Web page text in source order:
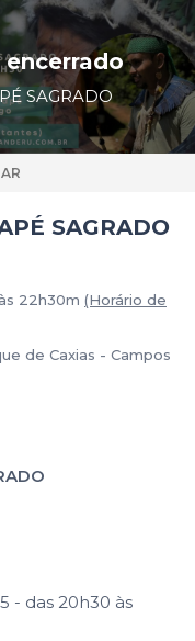
SAGRADO
SAGRADO
22h30m (Horário de
de Caxias - Campos
- das 20h30 às